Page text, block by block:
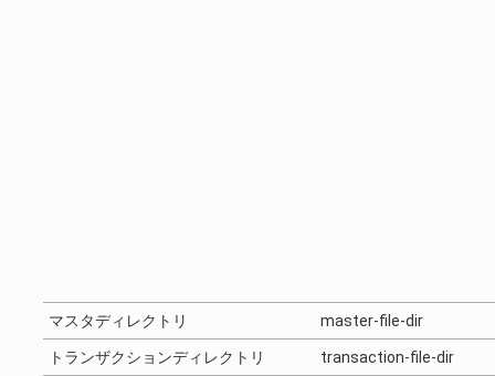
マスタディレクトリ master-file-dir
トランザクションディレクトリ transaction-file-dir